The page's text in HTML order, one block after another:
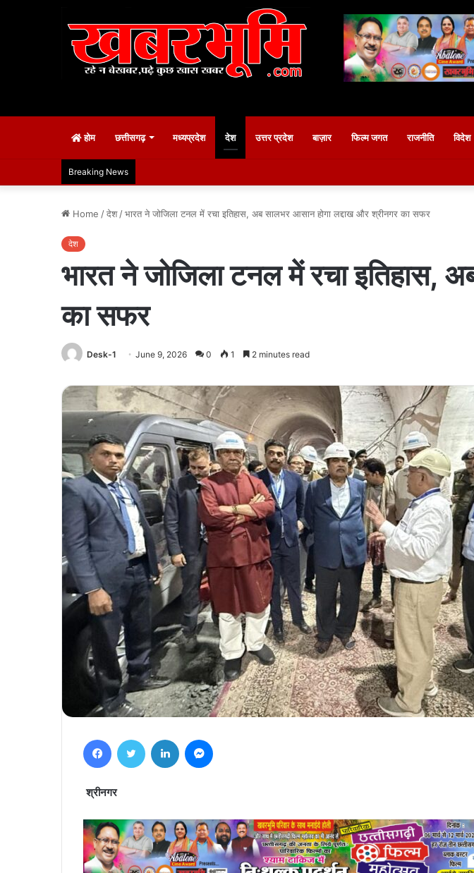
होम छत्तीसगढ़ मध्यप्रदेश देश उत्तर प्रदेश बाज़ार फिल्म जगत राजनीति विदेश
Breaking News
Home /देश /भारत ने जोजिला टनल में रचा इतिहास, अब सालभर आसान होगा लद्दाख और श्रीनगर का सफर
देश
भारत ने जोजिला टनल में रचा इतिहास,
का सफर
Desk-1 June 9, 2026 0 1 2 minutes read
श्रीनगर